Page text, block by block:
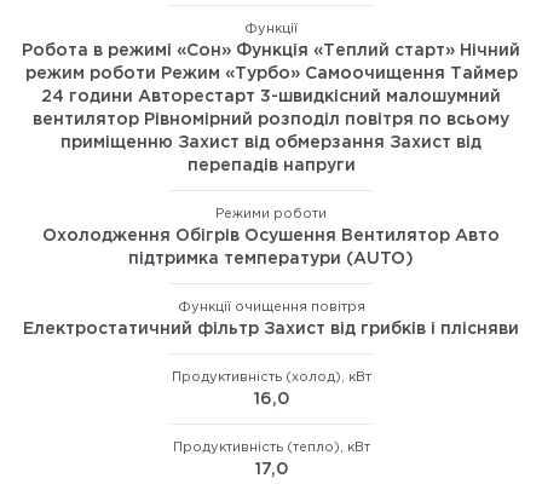
Функції
Робота в режимі «Сон» Функція «Теплий старт» Нічний
режим роботи Режим «Турбо» Самоочищення Таймер
24 години Авторестарт 3-швидкісний малошумний
вентилятор Рівномірний розподіл повітря по всьому
приміщенню Захист від обмерзання Захист від
перепадів напруги
Режими роботи
Охолодження Обігрів Осушення Вентилятор Авто
підтримка температури (AUTO)
Функції очищення повітря
Електростатичний фільтр Захист від грибків і плісняви
Продуктивність (холод), кВт
16,0
Продуктивність (тепло), кВт
17,0